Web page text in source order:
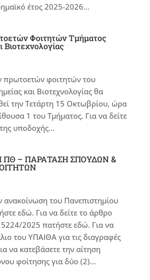
έτος 2025-2026...
Φοιτητών Τμήματος
Βιοτεχνολογίας
φοιτητών του
και Βιοτεχνολογίας θα
την Τετάρτη 15 Οκτωβρίου, ώρα
1 του Τμήματος. Για να δείτε
υποδοχής...
– ΠΑΡΑΤΑΣΗ ΣΠΟΥΔΩΝ &
ανακοίνωση του Πανεπιστημίου
εδώ. Για να δείτε το άρθρο
2025 πατήστε εδώ. Για να
του ΥΠΑΙΘΑ για τις διαγραφές
να κατεβάσετε την αίτηση
φοίτησης για δύο (2)...